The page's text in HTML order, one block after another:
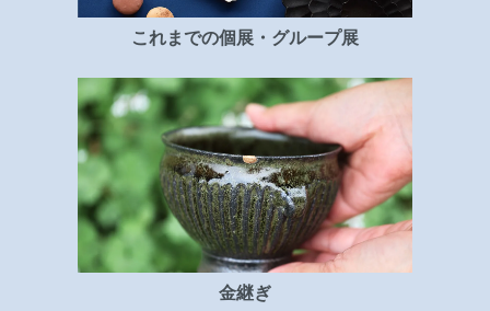
これまでの個展・グループ展
金継ぎ